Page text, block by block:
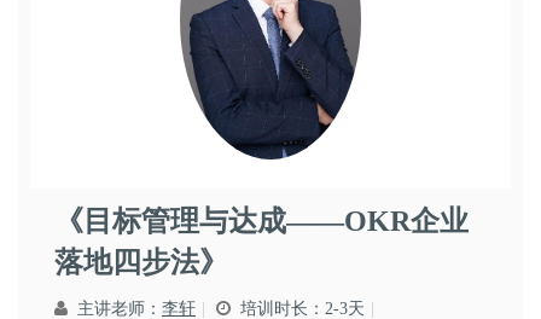
市场营销 其他课程
《目标管理与达成——OKR企业
落地四步法》
主讲老师： 李轩
培训时长：2-3天